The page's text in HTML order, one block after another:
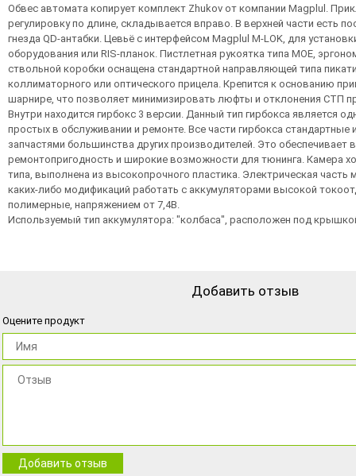
Обвес автомата копирует комплект Zhukov от компании Magplul.
регулировку по длине, складывается вправо. В верхней части есть
гнезда QD-антабки. Цевьё с интерфейсом Magplul M-LOK, для
оборудования или RIS-планок. Пистлетная рукоятка типа МОЕ,
ствольной коробки оснащена стандартной направляющей типа
коллиматорного или оптического прицела. Крепится к основанию
шарнире, что позволяет минимизировать люфты и отклонения СТП
Внутри находится гирбокс 3 версии. Данный тип гирбокса является
простых в обслуживании и ремонте. Все части гирбокса
запчастями большинства других производителей. Это обеспечивает
ремонтопригодность и широкие возможности для тюнинга. Камера
типа, выполнена из высокопрочного пластика. Электрическая часть
каких-либо модификаций работать с аккумуляторами высокой
полимерные, напряжением от 7,4В.
Используемый тип аккумулятора: "колбаса", расположен под
Добавить отзыв
Оцените продукт
Добавить отзыв